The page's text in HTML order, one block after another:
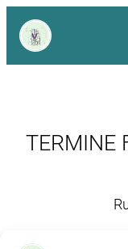
Zum
Inhalt
springen
TERMINE